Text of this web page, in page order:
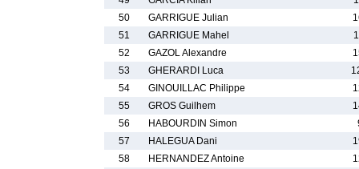
50
GARRIGUE Julian
51
GARRIGUE Mahel
52
GAZOL Alexandre
53
GHERARDI Luca
54
GINOUILLAC Philippe
55
GROS Guilhem
56
HABOURDIN Simon
57
HALEGUA Dani
58
HERNANDEZ Antoine